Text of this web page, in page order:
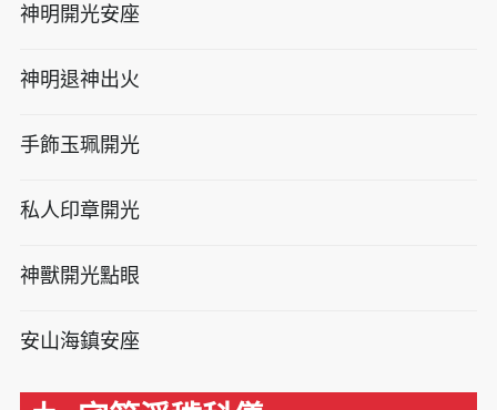
神明開光安座
神明退神出火
手飾玉珮開光
私人印章開光
神獸開光點眼
安山海鎮安座